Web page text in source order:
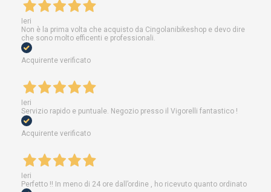
Ieri
Non è la prima volta che acquisto da Cingolanibikeshop e devo dire
che sono molto efficenti e professionali.
Acquirente verificato
Ieri
Servizio rapido e puntuale. Negozio presso il Vigorelli fantastico !
Acquirente verificato
Ieri
Perfetto !! In meno di 24 ore dall’ordine , ho ricevuto quanto ordinato